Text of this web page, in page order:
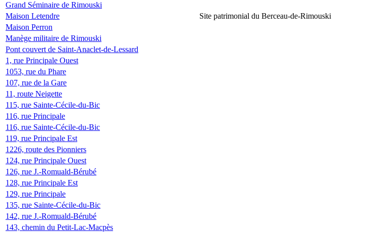
Grand Séminaire de Rimouski
Maison Letendre
Site patrimonial du Berceau-de-Rimouski
Maison Perron
Manège militaire de Rimouski
Pont couvert de Saint-Anaclet-de-Lessard
1, rue Principale Ouest
1053, rue du Phare
107, rue de la Gare
11, route Neigette
115, rue Sainte-Cécile-du-Bic
116, rue Principale
116, rue Sainte-Cécile-du-Bic
119, rue Principale Est
1226, route des Pionniers
124, rue Principale Ouest
126, rue J.-Romuald-Bérubé
128, rue Principale Est
129, rue Principale
135, rue Sainte-Cécile-du-Bic
142, rue J.-Romuald-Bérubé
143, chemin du Petit-Lac-Macpès